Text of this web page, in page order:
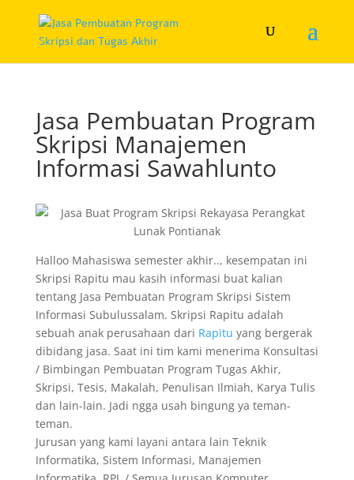
Jasa Pembuatan Program
Skripsi Manajemen
Informasi Sawahlunto
Halloo Mahasiswa semester akhir.., kesempatan ini
Skripsi Rapitu mau kasih informasi buat kalian
tentang Jasa Pembuatan Program Skripsi Sistem
Informasi Subulussalam. Skripsi Rapitu adalah
sebuah anak perusahaan dari Rapitu yang bergerak
dibidang jasa. Saat ini tim kami menerima Konsultasi
/ Bimbingan Pembuatan Program Tugas Akhir,
Skripsi, Tesis, Makalah, Penulisan Ilmiah, Karya Tulis
dan lain-lain. Jadi ngga usah bingung ya teman-
teman.
Jurusan yang kami layani antara lain Teknik
Informatika, Sistem Informasi, Manajemen